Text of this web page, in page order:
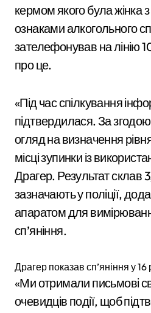
кермом якого була жінка
ознаками алкогольного
зателефонував на лінію
про це.
«Під час спілкування
підтвердилася. За
огляд на визначення
місці зупинки із
Драгер. Результат склав
зазначають у поліції,
апаратом для
сп’яніння.
Драгер показав сп’яніння у
«Ми отримали письмові
очевидців події, щоб